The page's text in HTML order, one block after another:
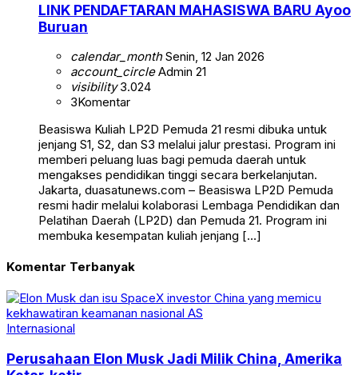
LINK PENDAFTARAN MAHASISWA BARU Ayoo
Buruan
calendar_monthSenin, 12 Jan 2026
account_circleAdmin 21
visibility3.024
3Komentar
Beasiswa Kuliah LP2D Pemuda 21 resmi dibuka untuk
jenjang S1, S2, dan S3 melalui jalur prestasi. Program ini
memberi peluang luas bagi pemuda daerah untuk
mengakses pendidikan tinggi secara berkelanjutan.
Jakarta, duasatunews.com – Beasiswa LP2D Pemuda
resmi hadir melalui kolaborasi Lembaga Pendidikan dan
Pelatihan Daerah (LP2D) dan Pemuda 21. Program ini
membuka kesempatan kuliah jenjang […]
Komentar Terbanyak
Internasional
Perusahaan Elon Musk Jadi Milik China, Amerika